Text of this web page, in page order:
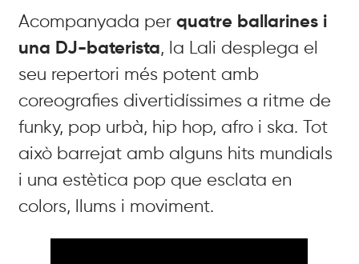
Acompanyada perquatre ballarines i
una DJ-baterista, la Lali desplega el
seu repertori més potent amb
coreografies divertidíssimes a ritme de
funky, pop urbà, hip hop, afro i ska. Tot
això barrejat amb alguns hits mundials
i una estètica pop que esclata en
colors, llums i moviment.